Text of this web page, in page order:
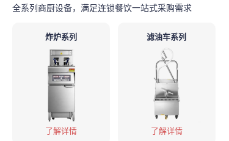
滤油车系列
了解详情
全系列商厨设备，满足连锁餐饮一站式采购需求
炸炉系列
了解详情
联系我们